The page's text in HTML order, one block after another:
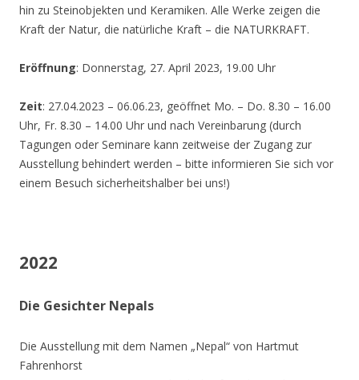
hin zu Steinobjekten und Keramiken. Alle Werke zeigen die
Kraft der Natur, die natürliche Kraft – die NATURKRAFT.
Eröffnung: Donnerstag, 27. April 2023, 19.00 Uhr
Zeit: 27.04.2023 – 06.06.23, geöffnet Mo. – Do. 8.30 – 16.00
Uhr, Fr. 8.30 – 14.00 Uhr und nach Vereinbarung (durch
Tagungen oder Seminare kann zeitweise der Zugang zur
Ausstellung behindert werden – bitte informieren Sie sich vor
einem Besuch sicherheitshalber bei uns!)
2022
Die Gesichter Nepals
Die Ausstellung mit dem Namen „Nepal“ von Hartmut
Fahrenhorst